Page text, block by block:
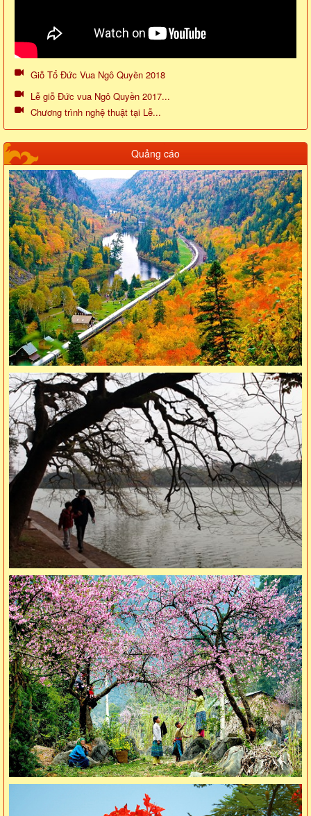
Giỗ Tổ Đức Vua Ngô Quyền 2018
Lễ giỗ Đức vua Ngô Quyền 2017...
Chương trình nghệ thuật tại Lễ...
Quảng cáo